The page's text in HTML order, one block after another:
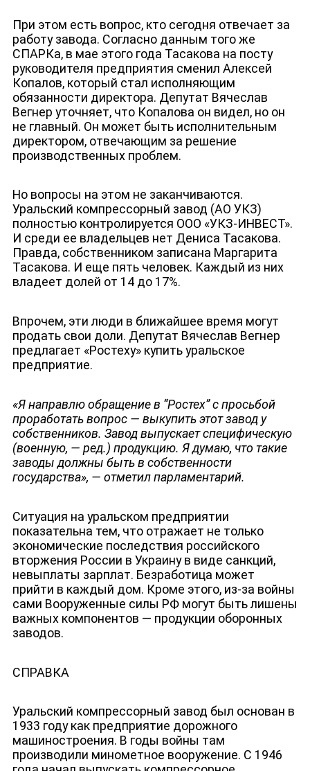
ЛИЦА КАНАЛА
При этом есть вопрос, кто сегодня отвечает за
работу завода. Согласно данным того же
СПАРКа, в мае этого года Тасакова на посту
руководителя предприятия сменил Алексей
Копалов, который стал исполняющим
обязанности директора. Депутат Вячеслав
Вегнер уточняет, что Копалова он видел, но он
не главный. Он может быть исполнительным
директором, отвечающим за решение
производственных проблем.
Но вопросы на этом не заканчиваются.
Уральский компрессорный завод (АО УКЗ)
полностью контролируется ООО «УКЗ-ИНВЕСТ».
И среди ее владельцев нет Дениса Тасакова.
Правда, собственником записана Маргарита
Тасакова. И еще пять человек. Каждый из них
владеет долей от 14 до 17%.
Впрочем, эти люди в ближайшее время могут
продать свои доли. Депутат Вячеслав Вегнер
предлагает «Ростеху» купить уральское
предприятие.
«Я направлю обращение в “Ростех” с просьбой
проработать вопрос — выкупить этот завод у
собственников. Завод выпускает специфическую
(военную, — ред.) продукцию. Я думаю, что такие
заводы должны быть в собственности
государства», — отметил парламентарий.
Ситуация на уральском предприятии
показательна тем, что отражает не только
экономические последствия российского
вторжения России в Украину в виде санкций,
невыплаты зарплат. Безработица может
прийти в каждый дом. Кроме этого, из-за войны
сами Вооруженные силы РФ могут быть лишены
важных компонентов — продукции оборонных
заводов.
СПРАВКА
Уральский компрессорный завод был основан в
1933 году как предприятие дорожного
машиностроения. В годы войны там
производили минометное вооружение. С 1946